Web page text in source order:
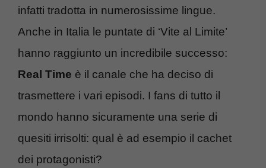
infatti tradotta in numerosissime lingue.
Anche in Italia le puntate di ‘Vite al Limite’
hanno raggiunto un incredibile successo:
Real Time è il canale che ha deciso di
trasmettere i vari episodi. I fans di tutto il
mondo hanno sicuramente una serie di
quesiti irrisolti: qual è ad esempio il cachet
dei protagonisti?